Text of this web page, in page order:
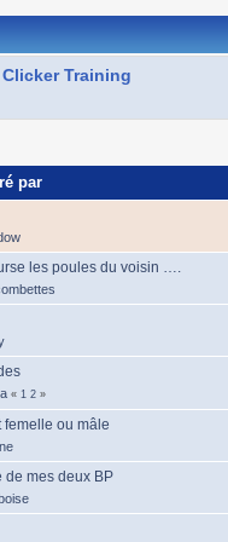
Training
par
les poules du voisin ….
« 1 2»
ou mâle
de mes deux BP